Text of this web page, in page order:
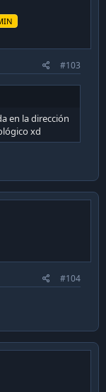
#103
en la dirección
xd
#104